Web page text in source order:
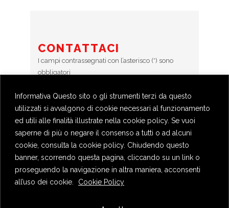
Informativa Questo sito o gli strumenti terzi da questo
utilizzati si avvalgono di cookie necessari al funzionamento
ed utili alle finalità illustrate nella cookie policy. Se vuoi
saperne di più o negare il consenso a tutti o ad alcuni
cookie, consulta la cookie policy. Chiudendo questo
banner, scorrendo questa pagina, cliccando su un link o
proseguendo la navigazione in altra maniera, acconsenti
all’uso dei cookie.
Cookie Policy
CONTATTACI
I campi contrassegnati con l’asterisco (*) sono
obbligatori
Error:Contact form not found.
Privacy Policy